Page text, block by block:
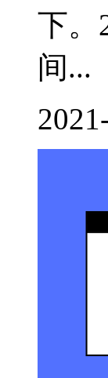
下。
间...